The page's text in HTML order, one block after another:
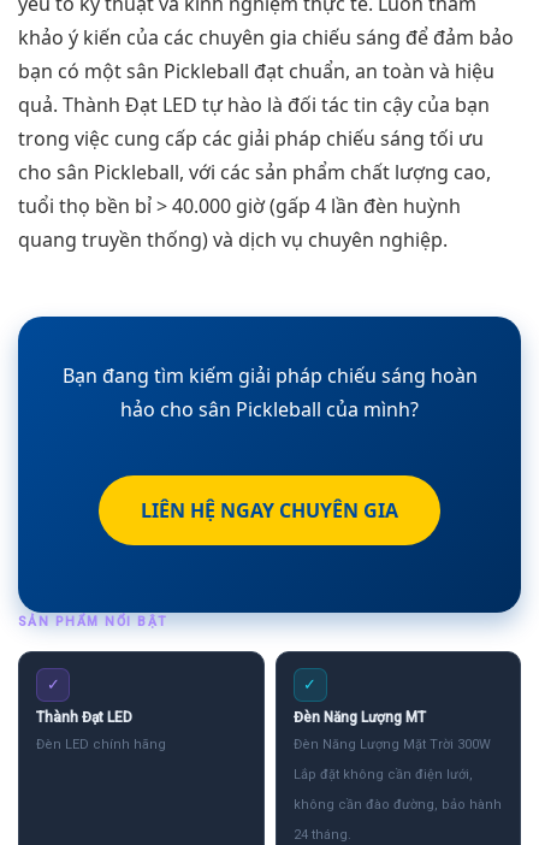
khảo ý kiến của các chuyên gia chiếu sáng để đảm bảo
bạn có một sân Pickleball đạt chuẩn, an toàn và hiệu
quả. Thành Đạt LED tự hào là đối tác tin cậy của bạn
trong việc cung cấp các giải pháp chiếu sáng tối ưu
cho sân Pickleball, với các sản phẩm chất lượng cao,
tuổi thọ bền bỉ > 40.000 giờ (gấp 4 lần đèn huỳnh
quang truyền thống) và dịch vụ chuyên nghiệp.
Bạn đang tìm kiếm giải pháp chiếu sáng hoàn
hảo cho sân Pickleball của mình?
LIÊN HỆ NGAY CHUYÊN GIA
SẢN PHẨM NỔI BẬT
✓
Thành Đạt LED
Đèn LED chính hãng
✓
Đèn Năng Lượng MT
Đèn Năng Lượng Mặt Trời 300W
Lắp đặt không cần điện lưới,
không cần đào đường, bảo hành
24 tháng.